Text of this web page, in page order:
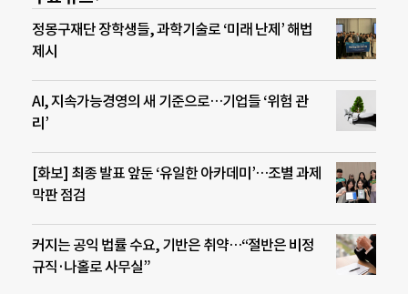
정몽구재단 장학생들, 과학기술로 ‘미래 난제’ 해법
제시
AI, 지속가능경영의 새 기준으로…기업들 ‘위험 관
리’
[화보] 최종 발표 앞둔 ‘유일한 아카데미’…조별 과제
막판 점검
커지는 공익 법률 수요, 기반은 취약…“절반은 비정
규직·나홀로 사무실”